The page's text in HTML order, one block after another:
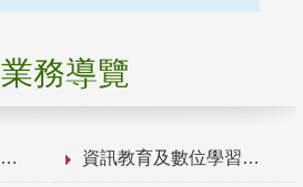
業務導覽
資訊教育及數位學習